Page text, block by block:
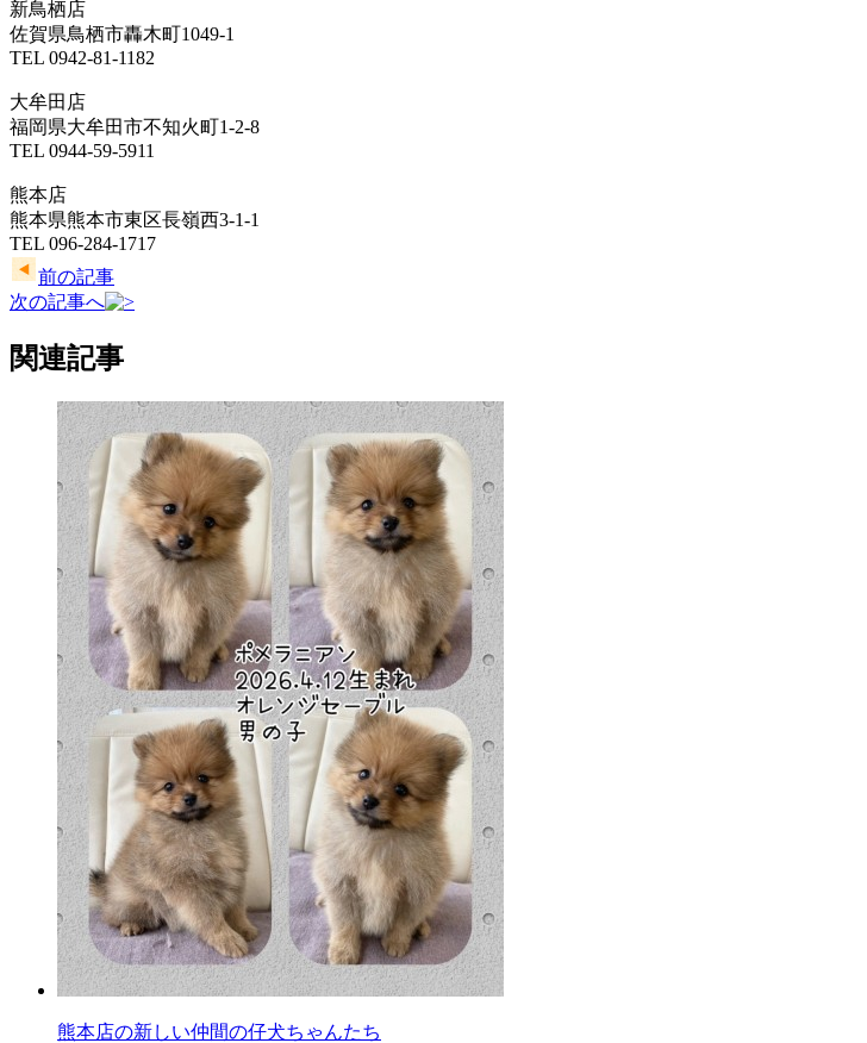
新鳥栖店
佐賀県鳥栖市轟木町1049-1
TEL 0942-81-1182
大牟田店
福岡県大牟田市不知火町1-2-8
TEL 0944-59-5911
熊本店
熊本県熊本市東区長嶺西3-1-1
TEL 096-284-1717
前の記事
次の記事へ
関連記事
熊本店の新しい仲間の仔犬ちゃんたち